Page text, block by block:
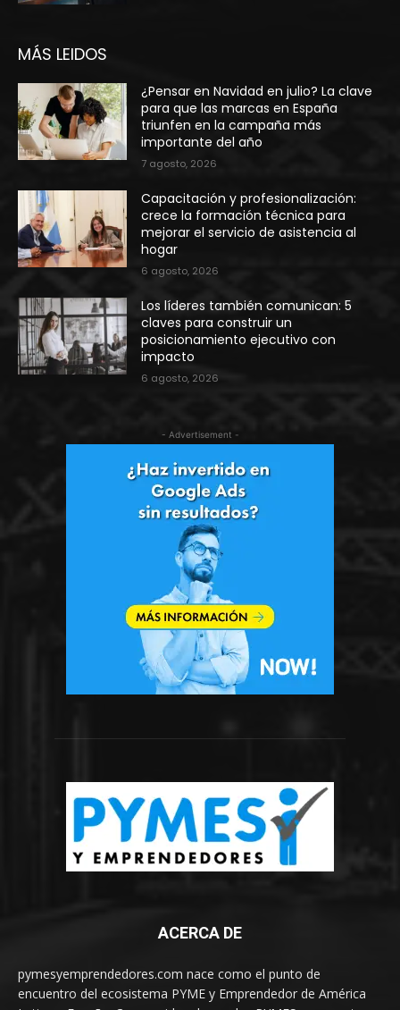
MÁS LEIDOS
¿Pensar en Navidad en julio? La clave
para que las marcas en España
triunfen en la campaña más
importante del año
7 agosto, 2026
Capacitación y profesionalización:
crece la formación técnica para
mejorar el servicio de asistencia al
hogar
6 agosto, 2026
Los líderes también comunican: 5
claves para construir un
posicionamiento ejecutivo con
impacto
6 agosto, 2026
- Advertisement -
ACERCA DE
pymesyemprendedores.com nace como el punto de
encuentro del ecosistema PYME y Emprendedor de América